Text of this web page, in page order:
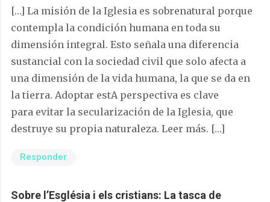
[…] La misión de la Iglesia es sobrenatural porque
contempla la condición humana en toda su
dimensión integral. Esto señala una diferencia
sustancial con la sociedad civil que solo afecta a
una dimensión de la vida humana, la que se da en
la tierra. Adoptar estA perspectiva es clave
para evitar la secularización de la Iglesia, que
destruye su propia naturaleza. Leer más. […]
Responder
Sobre l’Església i els cristians: La tasca de